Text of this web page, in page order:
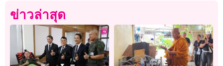
ข่าวล่าสุด